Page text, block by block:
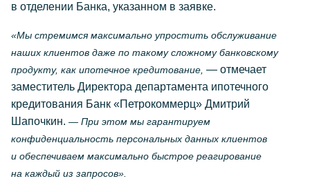
в отделении Банка, указанном в заявке.
«Мы стремимся максимально упростить обслуживание
наших клиентов даже по такому сложному банковскому
продукту, как ипотечное кредитование, — отмечает
заместитель Директора департамента ипотечного
кредитования Банк «Петрокоммерц» Дмитрий
Шапочкин. — При этом мы гарантируем
конфиденциальность персональных данных клиентов
и обеспечиваем максимально быстрое реагирование
на каждый из запросов».